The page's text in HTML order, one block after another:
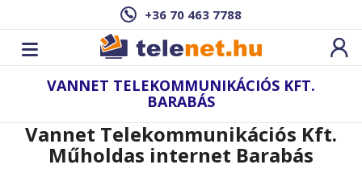
+36 70 463 7788
VANNET TELEKOMMUNIKÁCIÓS KFT.
BARABÁS
Vannet Telekommunikációs Kft.
Műholdas internet Barabás